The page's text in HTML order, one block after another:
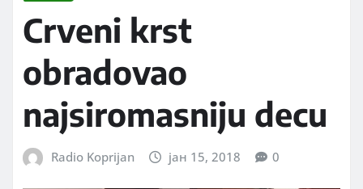
Crveni krst
obradovao
najsiromasniju decu
Radio Koprijan јан 15, 2018 0